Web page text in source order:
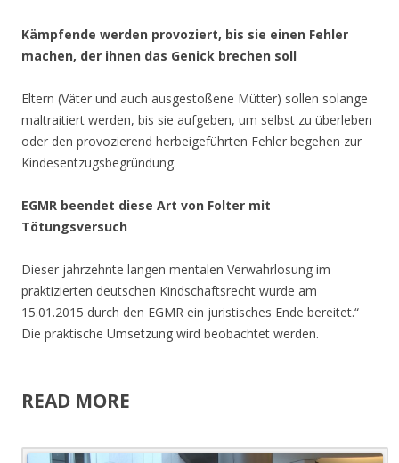
Kämpfende werden provoziert, bis sie einen Fehler
machen, der ihnen das Genick brechen soll
Eltern (Väter und auch ausgestoßene Mütter) sollen solange
maltraitiert werden, bis sie aufgeben, um selbst zu überleben
oder den provozierend herbeigeführten Fehler begehen zur
Kindesentzugsbegründung.
EGMR beendet diese Art von Folter mit
Tötungsversuch
Dieser jahrzehnte langen mentalen Verwahrlosung im
praktizierten deutschen Kindschaftsrecht wurde am
15.01.2015 durch den EGMR ein juristisches Ende bereitet.“
Die praktische Umsetzung wird beobachtet werden.
READ MORE